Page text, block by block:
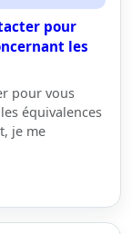
pour
les
pour vous
équivalences
je me